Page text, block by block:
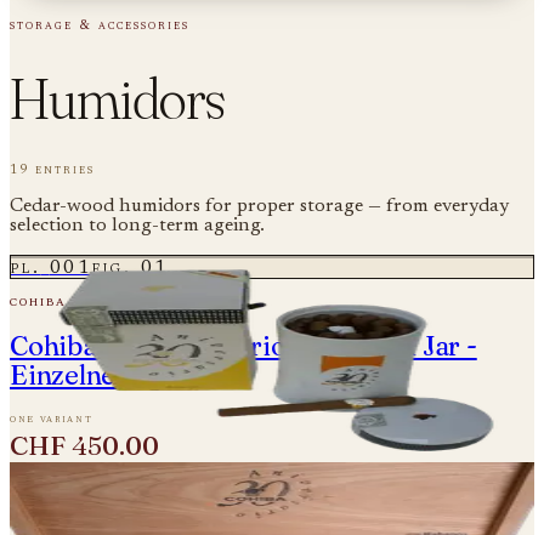
storage & accessories
Humidors
19 entries
Cedar-wood humidors for proper storage — from everyday
selection to long-term ageing.
pl. 001fig. 01
cohiba
Cohiba 30 Aniversario - Keramik Jar -
Einzelne Zigarre
one variant
CHF 450.00
pl. 002fig. 02
cohiba